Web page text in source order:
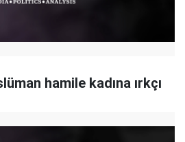
hamile kadına ırkçı